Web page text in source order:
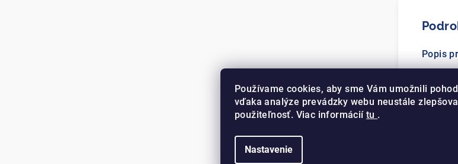
Používame cookies, aby sme Vám umožnili
vďaka analýze prevádzky webu neustále
použiteľnosť. Viac informácií tu .
Nastavenie
Popis